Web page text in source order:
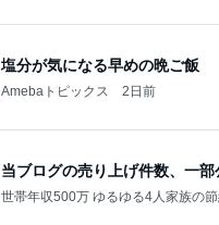
塩分が気になる早めの晩ご飯
Amebaトピックス 2日前
当ブログの売り上げ件数、一
世帯年収500万 ゆるゆる4人家族の